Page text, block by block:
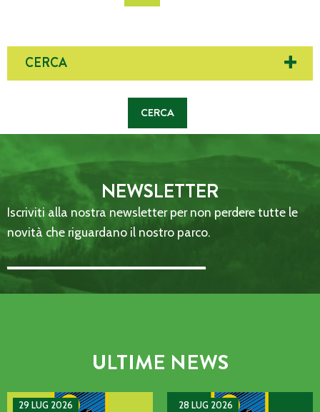
CERCA
NEWSLETTER
Iscriviti alla nostra newsletter per non perdere tutte le
novità che riguardano il nostro parco.
Email Address::: (required)
ULTIME NEWS
29 LUG 2026
AVVISO DI GUASTO SULLA LINEA TELEFONICA DELL’ENTE
28 LUG 2026
MANIFESTAZIONE DI